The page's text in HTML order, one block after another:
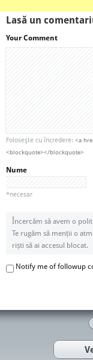
Lasă un
Your Comment
Foloseşte cu încredere: <a
<blockquote></blockquote>
Nume
*necesar
Încercăm să avem o
Te rugăm să menții o
riști să ai accesul blocat.
Notify me of followup